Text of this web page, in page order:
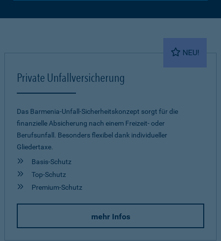
NEU!
Private Unfallversicherung
Das Barmenia-Unfall-Sicherheitskonzept sorgt für die
finanzielle Absicherung nach einem Freizeit- oder
Berufsunfall. Besonders flexibel dank individueller
Gliedertaxe.
Basis-Schutz
Top-Schutz
Premium-Schutz
mehr Infos